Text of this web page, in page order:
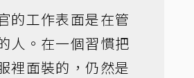
的工作表面是在管
人。在一個習慣把
裡面裝的，仍然是